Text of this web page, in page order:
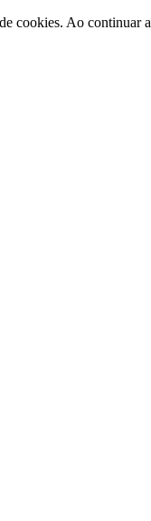
cookies. Ao continuar